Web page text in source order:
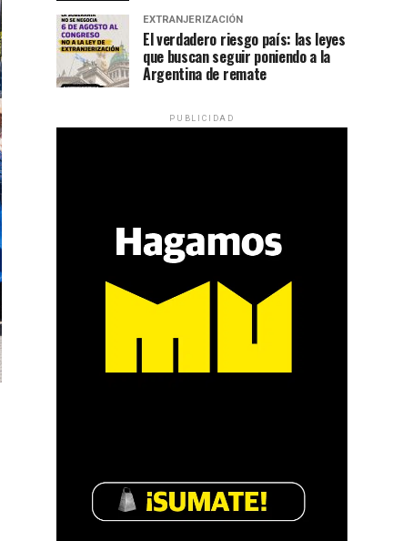
EXTRANJERIZACIÓN
El verdadero riesgo país: las leyes
que buscan seguir poniendo a la
Argentina de remate
PUBLICIDAD